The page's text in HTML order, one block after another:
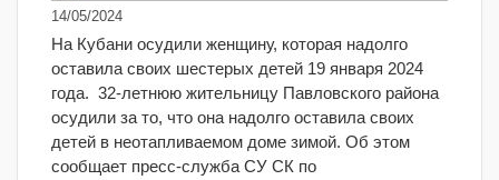
14/05/2024
На Кубани осудили женщину, которая надолго
оставила своих шестерых детей 19 января 2024
года. 32-летнюю жительницу Павловского района
осудили за то, что она надолго оставила своих
детей в неотапливаемом доме зимой. Об этом
сообщает пресс-служба СУ СК по